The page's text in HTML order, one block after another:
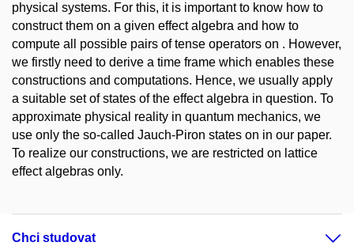
physical systems. For this, it is important to know how to
construct them on a given effect algebra and how to
compute all possible pairs of tense operators on . However,
we firstly need to derive a time frame which enables these
constructions and computations. Hence, we usually apply
a suitable set of states of the effect algebra in question. To
approximate physical reality in quantum mechanics, we
use only the so-called Jauch-Piron states on in our paper.
To realize our constructions, we are restricted on lattice
effect algebras only.
Chci studovat